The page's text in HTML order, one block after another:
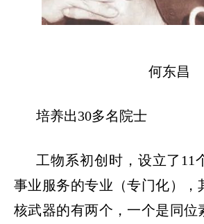
何东昌
培养出30多名院士
工物系初创时，设立了 11
事业服务的专业（专门化），
核武器的有两个，一个是同位